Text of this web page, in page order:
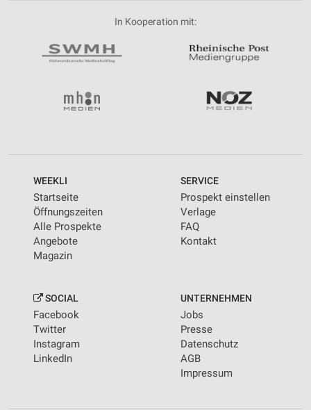
In Kooperation mit:
WEEKLI
Startseite
Öffnungszeiten
Alle Prospekte
Angebote
Magazin
SERVICE
Prospekt einstellen
Verlage
FAQ
Kontakt
SOCIAL
Facebook
Twitter
Instagram
LinkedIn
UNTERNEHMEN
Jobs
Presse
Datenschutz
AGB
Impressum